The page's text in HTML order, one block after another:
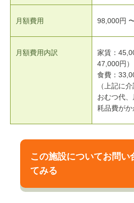
月額費用 98,000円
月額費用内訳
家賃：
47,000円）
食費：
（上記に
おむつ代
耗品費がか
この施設についてお問い
てみる